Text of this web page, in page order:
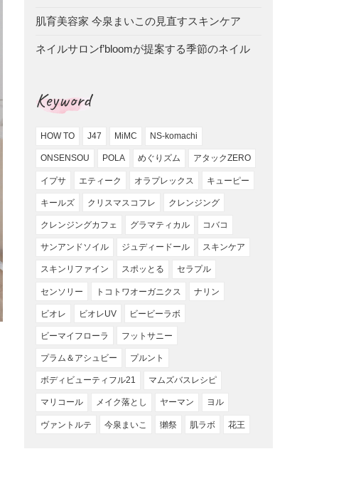
肌育美容家 今泉まいこの見直すスキンケア
ネイルサロンf’bloomが提案する季節のネイル
Keyword
HOW TO J47 MiMC NS-komachi
ONSENSOU POLA めぐりズム アタックZERO
イプサ エティーク オラプレックス キューピー
キールズ クリスマスコフレ クレンジング
クレンジングカフェ グラマティカル コバコ
サンアンドソイル ジュディードール スキンケア
スキンリファイン スポッとる セラプル
センソリー トコトワオーガニクス ナリン
ビオレ ビオレUV ビービーラボ
ビーマイフローラ フットサニー
プラム＆アシュビー プルント
ボディビューティフル21 マムズバスレシピ
マリコール メイク落とし ヤーマン ヨル
ヴァントルテ 今泉まいこ 獺祭 肌ラボ 花王